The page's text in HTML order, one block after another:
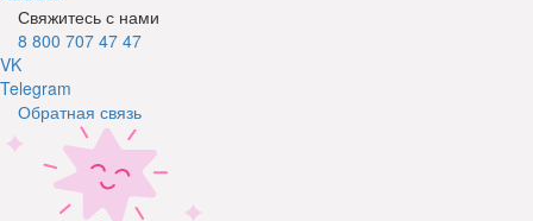
Свяжитесь с нами
8 800 707 47 47
VK
Telegram
Обратная связь